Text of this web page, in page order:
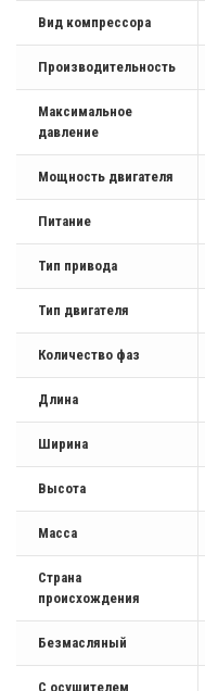
Вид компрессора
Производительность
Максимальное
давление
Мощность двигателя
Питание
Тип привода
Тип двигателя
Количество фаз
Длина
Ширина
Высота
Масса
Страна
происхождения
Безмасляный
С осушителем